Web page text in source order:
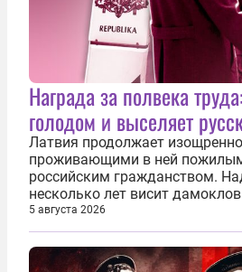
Награда за полвека
голодом и выселяет
Латвия продолжает
проживающими в ней
российским гражданством.
несколько лет висит
насильственного
депортировали, а многие
дожидаясь изгнания из
людей, проваливших...
5 августа 2026